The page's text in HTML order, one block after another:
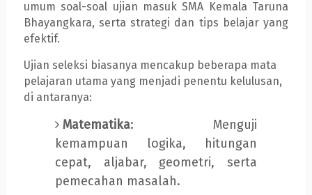
umum soal-soal ujian masuk SMA Kemala Taruna
Bhayangkara, serta strategi dan tips belajar yang
efektif.
Ujian seleksi biasanya mencakup beberapa mata
pelajaran utama yang menjadi penentu kelulusan,
di antaranya:
Matematika: Menguji
kemampuan logika, hitungan
cepat, aljabar, geometri, serta
pemecahan masalah.